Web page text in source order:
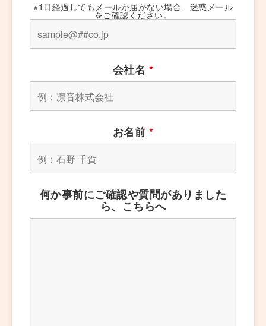
※1日経過してもメールが届かない場合、迷惑メール
をご確認ください。
会社名 *
お名前 *
何か事前にご確認や質問がありました
ら、こちらへ